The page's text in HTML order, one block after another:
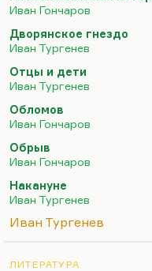
Он и роман этот
ему опротивел,
Тургенев писал
«Дворянское
стремительно
И у Гончарова,
что, пока он
сшибает какую-то
чтобы быть…
Иван Гончаров
Дворянское гнездо
Иван Тургенев
Отцы и дети
Иван Тургенев
Обломов
Иван Гончаров
Обрыв
Иван Гончаров
Накануне
Иван Тургенев
Иван Тургенев
ЛИТЕРАТУРА